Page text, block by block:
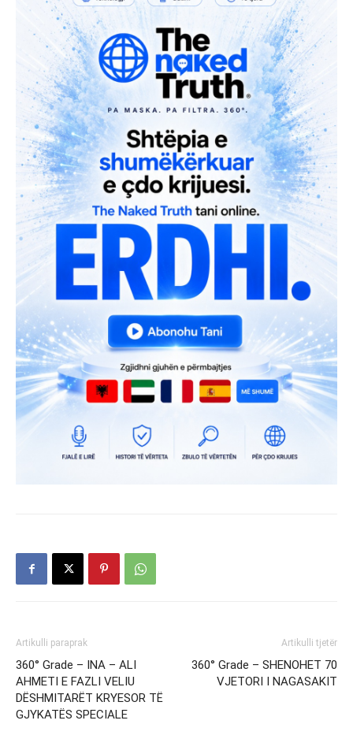
Artikulli paraprak
360° Grade – INA – ALI
AHMETI E FAZLI VELIU
DËSHMITARËT KRYESOR TË
GJYKATËS SPECIALE
Artikulli tjetër
360° Grade – SHENOHET 70
VJETORI I NAGASAKIT